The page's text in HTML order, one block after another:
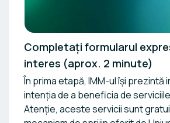
Completați formularul
interes (aprox. 2 minute)
În prima etapă, IMM-ul își prezintă
intenția de a beneficia de
Atenție, aceste servicii sunt